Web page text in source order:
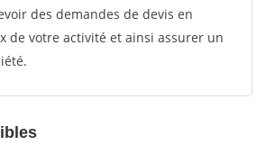
des demandes de devis en
de votre activité et ainsi assurer un